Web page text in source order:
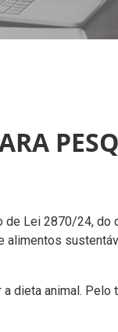
de Lei 2870/24, do
alimentos
dieta animal. Pelo